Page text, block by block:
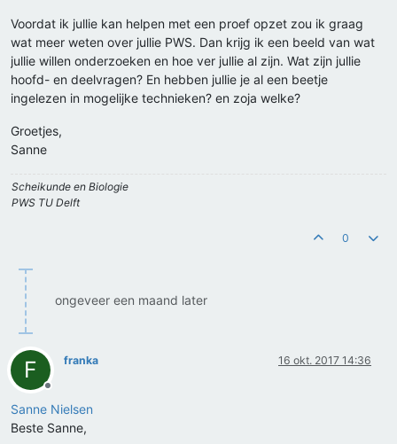
Voordat ik jullie kan helpen met een proef opzet zou ik graag
wat meer weten over jullie PWS. Dan krijg ik een beeld van wat
jullie willen onderzoeken en hoe ver jullie al zijn. Wat zijn jullie
hoofd- en deelvragen? En hebben jullie je al een beetje
ingelezen in mogelijke technieken? en zoja welke?
Groetjes,
Sanne
Scheikunde en Biologie
PWS TU Delft
0
ongeveer een maand later
F
Offline
franka 16 okt. 2017 14:36
Sanne Nielsen
Beste Sanne,